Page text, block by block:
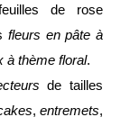
de rose
fleurs en pâte à
à thème floral.
de tailles
, entremets,